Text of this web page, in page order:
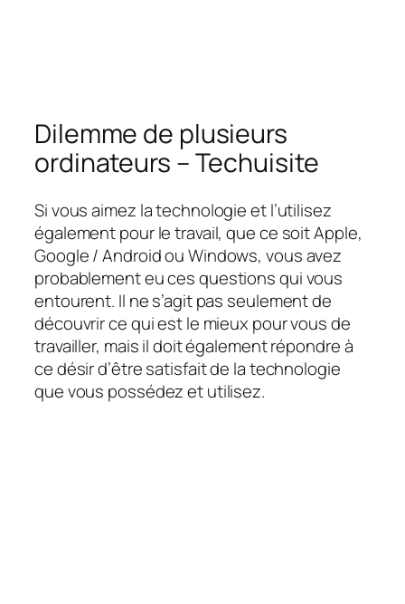
Dilemme de plusieurs
ordinateurs – Techuisite
Si vous aimez la technologie et l’utilisez
également pour le travail, que ce soit Apple,
Google / Android ou Windows, vous avez
probablement eu ces questions qui vous
entourent. Il ne s’agit pas seulement de
découvrir ce qui est le mieux pour vous de
travailler, mais il doit également répondre à
ce désir d’être satisfait de la technologie
que vous possédez et utilisez.